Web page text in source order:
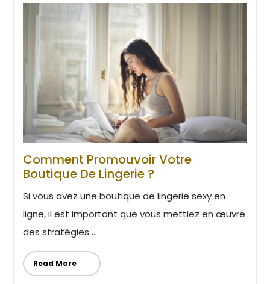
Comment Promouvoir Votre
Boutique De Lingerie ?
Si vous avez une boutique de lingerie sexy en
ligne, il est important que vous mettiez en œuvre
des stratégies ...
Read More